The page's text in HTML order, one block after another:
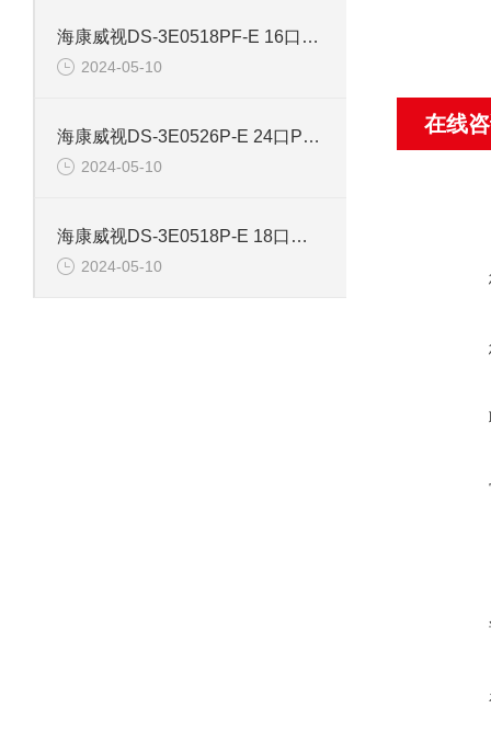
海康威视DS-3E0518PF-E 16口智能POE千兆交换机
2024-05-10
海康威视DS-3E0526P-E 24口POE千兆智能交换机
2024-05-10
海康威视DS-3E0518P-E 18口千兆POE交换机
2024-05-10
在线